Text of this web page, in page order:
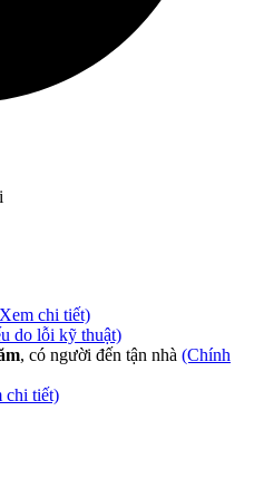
chi tiết)
do lỗi kỹ thuật)
, có người đến tận nhà (Chính
chi tiết)